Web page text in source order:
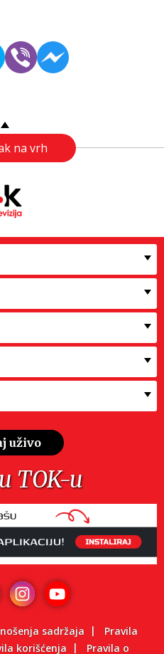
na vrh
uživo
TOK-u
sadržaja
Pravila
korišćenja Pravila o